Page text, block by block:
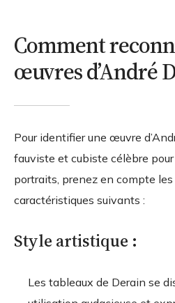
Comment
œuvres d’André
Pour identifier une œuvre
fauviste et cubiste célèbre
portraits, prenez en compte
caractéristiques suivants :
Style artistique :
Les tableaux de Derain se